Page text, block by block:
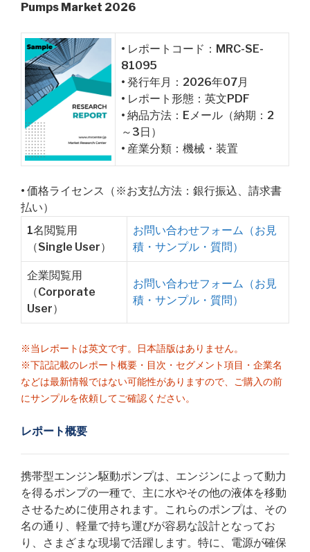
Pumps Market 2026
• レポートコード：MRC-SE-
81095
• 発行年月：2026年07月
• レポート形態：英文PDF
• 納品方法：Eメール（納期：2
～3日）
• 産業分類：機械・装置
• 価格ライセンス（※お支払方法：銀行振込、請求書
払い）
1名閲覧用
（Single User）
お問い合わせフォーム（お見
積・サンプル・質問）
企業閲覧用
（Corporate
User）
お問い合わせフォーム（お見
積・サンプル・質問）
※当レポートは英文です。日本語版はありません。
※下記記載のレポート概要・目次・セグメント項目・企業名
などは最新情報ではない可能性がありますので、ご購入の前
にサンプルを依頼してご確認ください。
レポート概要
携帯型エンジン駆動ポンプは、エンジンによって動力
を得るポンプの一種で、主に水やその他の液体を移動
させるために使用されます。これらのポンプは、その
名の通り、軽量で持ち運びが容易な設計となってお
り、さまざまな現場で活躍します。特に、電源が確保